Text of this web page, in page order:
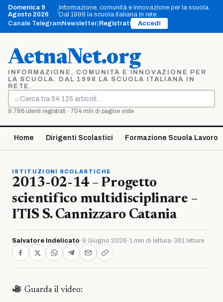
Vai
contenuto
Domenica 9
Agosto 2026
|Informazione, comunità e innovazione per la scuola.
Dal 1998 la scuola italiana in rete.
Canale TelegramNewsletter Registrati Accedi
AetnaNet.org
INFORMAZIONE, COMUNITÀ E INNOVAZIONE PER
LA SCUOLA. DAL 1998 LA SCUOLA ITALIANA IN
RETE.
⌕
Cerca
9.786 utenti registrati · 704 mln di pagine viste
Home Dirigenti Scolastici Formazione Scuola Lavoro
ISTITUZIONI SCOLASTICHE
2013-02-14 – Progetto
scientifico multidisciplinare –
ITIS S. Cannizzaro Catania
Salvatore Indelicato · 9 Giugno 2026 ·1 min di lettura· 361 letture
Guarda il video: